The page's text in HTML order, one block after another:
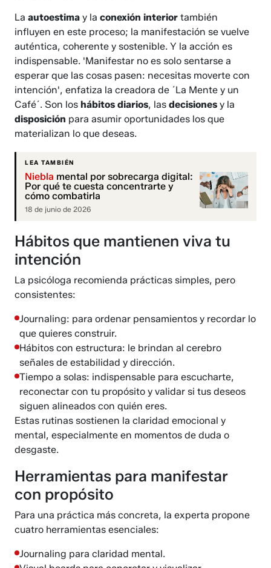
Laautoestimay laconexión interior también
influyen en este proceso; la manifestación se vuelve
auténtica, coherente y sostenible. Y la acción es
indispensable. 'Manifestar no es solo sentarse a
esperar que las cosas pasen: necesitas moverte con
intención', enfatiza la creadora de ´La Mente y un
Café´. Son los hábitos diarios, lasdecisionesy la
disposición para asumir oportunidades los que
materializan lo que deseas.
LEA TAMBIÉN
Niebla mental por sobrecarga digital:
Por qué te cuesta concentrarte y
cómo combatirla
18 de junio de 2026
Hábitos que mantienen viva tu
intención
La psicóloga recomienda prácticas simples, pero
consistentes:
Journaling: para ordenar pensamientos y recordar lo
que quieres construir.
Hábitos con estructura: le brindan al cerebro
señales de estabilidad y dirección.
Tiempo a solas: indispensable para escucharte,
reconectar con tu propósito y validar si tus deseos
siguen alineados con quién eres.
Estas rutinas sostienen la claridad emocional y
mental, especialmente en momentos de duda o
desgaste.
Herramientas para manifestar
con propósito
Para una práctica más concreta, la experta propone
cuatro herramientas esenciales:
Journaling para claridad mental.